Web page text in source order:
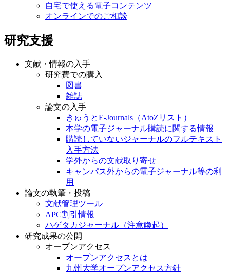
自宅で使える電子コンテンツ
オンラインでのご相談
研究支援
文献・情報の入手
研究費での購入
図書
雑誌
論文の入手
きゅうとE-Journals（AtoZリスト）
本学の電子ジャーナル購読に関する情報
購読していないジャーナルのフルテキスト
入手方法
学外からの文献取り寄せ
キャンパス外からの電子ジャーナル等の利
用
論文の執筆・投稿
文献管理ツール
APC割引情報
ハゲタカジャーナル（注意喚起）
研究成果の公開
オープンアクセス
オープンアクセスとは
九州大学オープンアクセス方針